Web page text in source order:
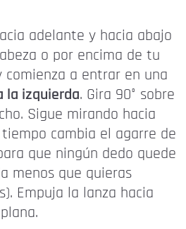
adelante y hacia abajo
o por encima de tu
comienza a entrar en una
la izquierda. Gira 90° sobre
Sigue mirando hacia
cambia el agarre de
que ningún dedo quede
menos que quieras
Empuja la lanza hacia